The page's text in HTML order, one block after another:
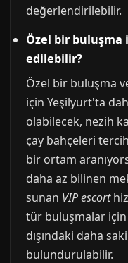
değerlendirilebilir.
Özel bir
edilebilir?
Özel bir buluşma
için Yeşilyurt'ta
olabilecek, nezih
çay bahçeleri
bir ortam
daha az bilinen
sunan VIP escort
tür buluşmalar
dışındaki daha
bulundurulabilir.